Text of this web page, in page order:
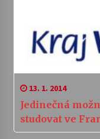
13. 1. 2014
Jedinečná
studovat ve